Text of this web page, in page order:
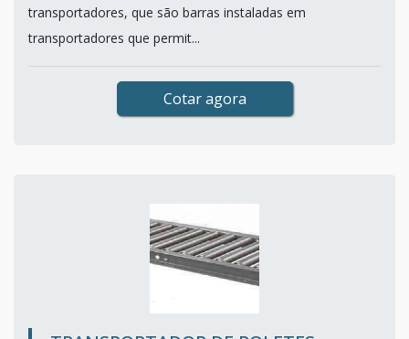
transportadores, que são barras instaladas em
transportadores que permit...
Cotar agora